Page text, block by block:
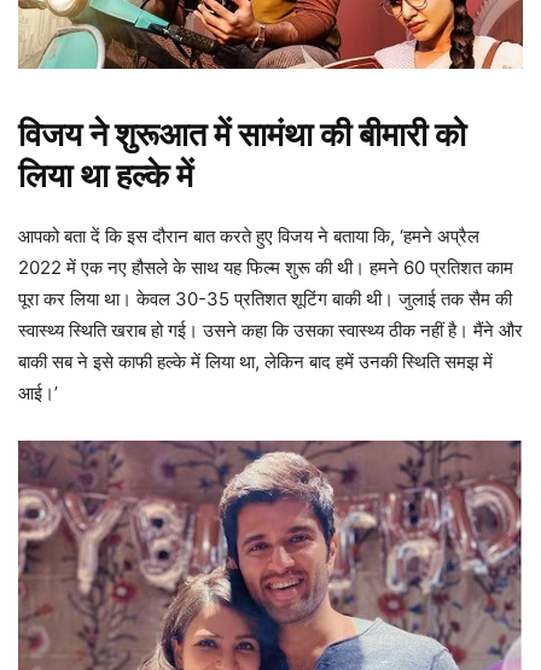
विजय ने शुरूआत में सामंथा की बीमारी को
लिया था हल्के में
आपको बता दें कि इस दौरान बात करते हुए विजय ने बताया कि, ‘हमने अप्रैल
2022 में एक नए हौसले के साथ यह फिल्म शुरू की थी। हमने 60 प्रतिशत काम
पूरा कर लिया था। केवल 30-35 प्रतिशत शूटिंग बाकी थी। जुलाई तक सैम की
स्वास्थ्य स्थिति खराब हो गई। उसने कहा कि उसका स्वास्थ्य ठीक नहीं है। मैंने और
बाकी सब ने इसे काफी हल्के में लिया था, लेकिन बाद हमें उनकी स्थिति समझ में
आई।’